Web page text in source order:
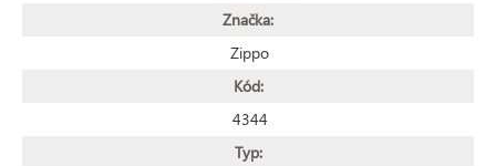
Značka:
Zippo
Kód:
4344
Typ: